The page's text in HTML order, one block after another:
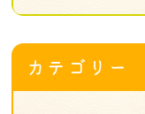
カテゴリー